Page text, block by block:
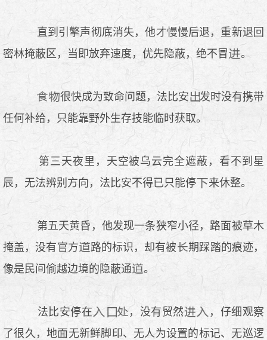
直到引擎声彻底消失，他才慢慢后退，重新退回
密林掩蔽区，当即放弃速度，优先隐蔽，绝不冒
。
很快成为致命问题，法比安
发时没有携带
任何补给，只能靠野外生存技能临时获取。
第三天夜里，天空被乌云完全遮蔽，看不到星
辰，无法辨别方向，法比安不得已只能停
来休整。
第五天黄昏，他发现一条狭窄小径，路面被草木
掩盖，没有官方
路的标识，却有被
期踩踏的痕迹，
像是民间偷越边境的隐蔽通
。
法比安停在 ，没有贸然
，仔细观察
了很久，地面无新鲜脚印、无人为设置的标记、无巡逻